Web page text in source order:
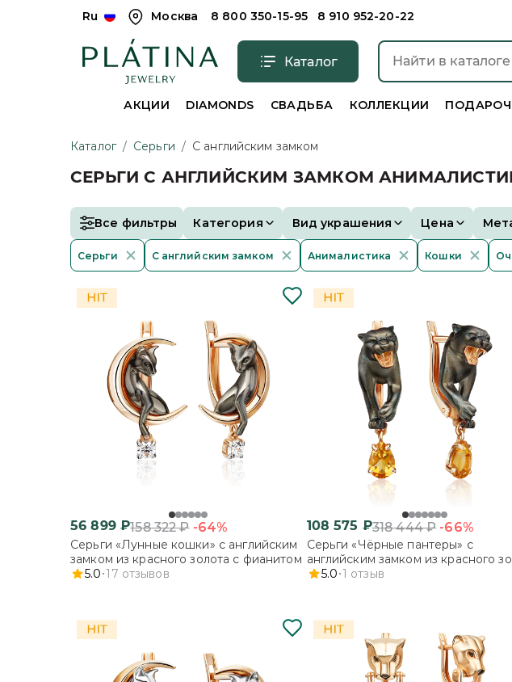
Ru Москва 8 800 350-15-95 8 910 952-20-22
Каталог
АКЦИИ DIAMONDS СВАДЬБА КОЛЛЕКЦИИ
Каталог / Серьги / С английским замком
СЕРЬГИ С АНГЛИЙСКИМ ЗАМКОМ
Все фильтры Категория Вид украшения Цена
Серьги С английским замком Анималистика Кошки
56 899₽158 322₽ -64%
Серьги «Лунные кошки» с английским
замком из красного золота с фианитом
5.0 17 отзывов
108 575 ₽318 444₽ -66%
Серьги «Чёрные пантеры» с
английским замком из красного
с цитрином
5.0 1 отзыв